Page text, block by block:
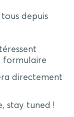
depuis
formulaire
directement
stay tuned !